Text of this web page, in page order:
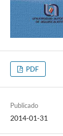
PDF
Publicado
2014-01-31